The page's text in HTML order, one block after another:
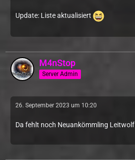
Update: Liste aktualisiert
M4nStop
Server Admin
26. September 2023 um 10:20
Da fehlt noch Neuankömmling Leitwolf